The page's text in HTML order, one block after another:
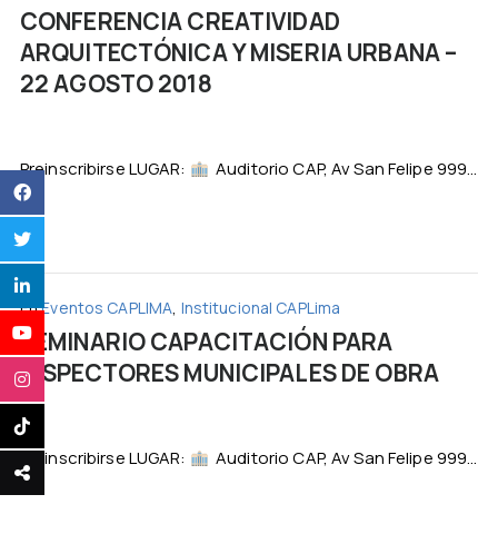
CONFERENCIA CREATIVIDAD
ARQUITECTÓNICA Y MISERIA URBANA –
22 AGOSTO 2018
Preinscribirse LUGAR: Auditorio CAP, Av San Felipe 999...
EnEventos CAPLIMA, Institucional CAPLima
SEMINARIO CAPACITACIÓN PARA
INSPECTORES MUNICIPALES DE OBRA
Preinscribirse LUGAR: Auditorio CAP, Av San Felipe 999...